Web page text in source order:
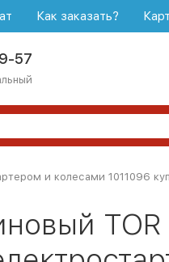
Как заказать?
57
и колесами 1011096